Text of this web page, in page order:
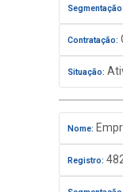
Segmentação:
Contratação:
Situação:
Nome:
Registro: